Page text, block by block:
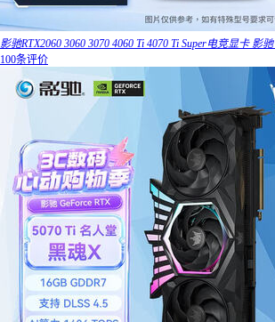
影驰RTX2060 3060 3070 4060 Ti 4070 Ti Super电竞显卡 影
100条评价